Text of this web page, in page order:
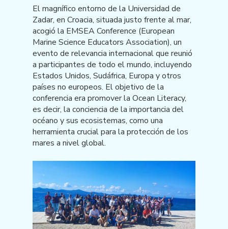
El magnífico entorno de la Universidad de
Zadar, en Croacia, situada justo frente al mar,
acogió la EMSEA Conference (European
Marine Science Educators Association), un
evento de relevancia internacional que reunió
a participantes de todo el mundo, incluyendo
Estados Unidos, Sudáfrica, Europa y otros
países no europeos. El objetivo de la
conferencia era promover la Ocean Literacy,
es decir, la conciencia de la importancia del
océano y sus ecosistemas, como una
herramienta crucial para la protección de los
mares a nivel global.